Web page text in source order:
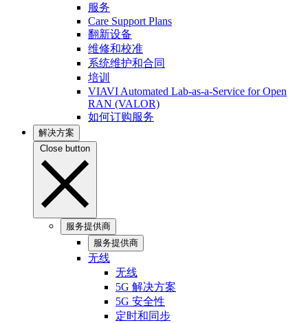
服务
Care Support Plans
翻新设备
维修和校准
系统维护和合同
培训
VIAVI Automated Lab-as-a-Service for Open
RAN (VALOR)
如何订购服务
解决方案
Close button
服务提供商
服务提供商
无线
无线
5G 解决方案
5G 安全性
定时和同步